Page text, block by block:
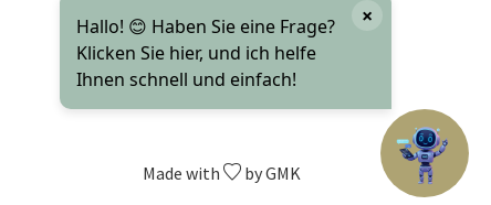
Hallo! 😊 Haben Sie eine Frage?
Klicken Sie hier, und ich helfe
Ihnen schnell und einfach!
×
Made with by GMK